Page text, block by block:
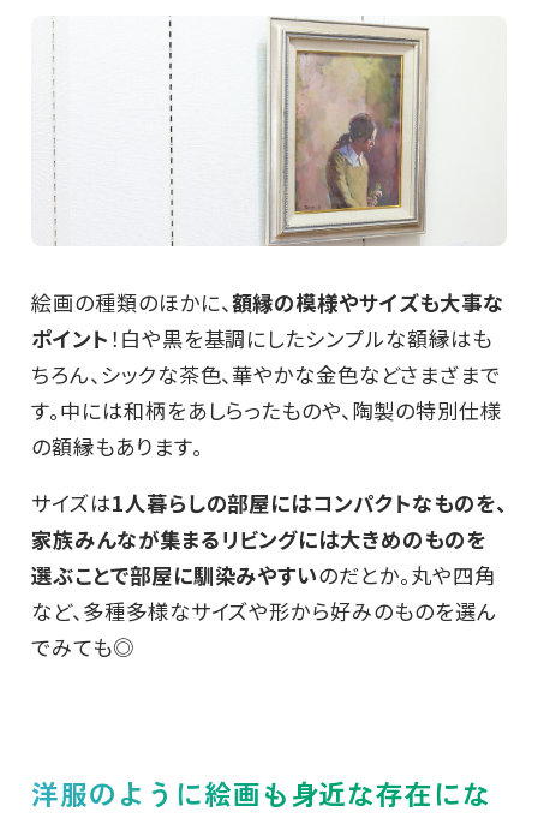
絵画の種類のほかに、額縁の模様やサイズも大事な
ポイント ！白や黒を基調にしたシンプルな額縁はも
ちろん、シックな茶色、華やかな金色などさまざまで
す。中には和柄をあしらったものや、陶製の特別仕様
の額縁もあります。
サイズは1人暮らしの部屋にはコンパクトなものを、
家族みんなが集まるリビングには大きめのものを
選ぶことで部屋に馴染みやすいのだとか。丸や四角
など、多種多様なサイズや形から好みのものを選ん
でみても◎
洋服のように絵画も身近な存在にな